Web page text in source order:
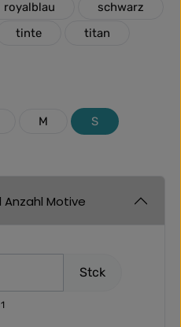
royalblau
schwarz
tinte
titan
M
S
Anzahl Motive
Stck